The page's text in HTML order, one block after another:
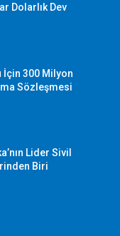
Dolarlık Dev
İçin 300 Milyon
Sözleşmesi
Lider Sivil
Biri